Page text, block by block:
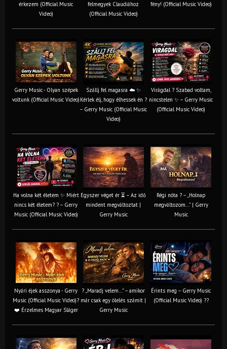
érkezem (Official Music
Video)
felmegyek Claudiához
(Official Music Video)
fény! (Official Music Video)
Gerry Music - Olyan szépek
voltunk (Official Music Video)
Szállj fel magasra ☁️ ✨
Kérlek élj, hogy élhessek én ?
– Gerry Music (Official Music
Video)
Virágdal ? Szabad voltam,
nincstelen ✨ – Gerry Music
(Official Music Video)
Ha volna két életem ✨ Miért
nincs két életem? ? – Gerry
Music (Official Music Video)
Egyszer véget ér ⏳ – Az idő
mindent megváltoztat |
Gerry Music
Régi nóta ? – „Holnap
megváltozom…” | Gerry
Music
Nyári éjek asszonya - Gerry
Music (Official Music Video)?
❤️ Érzelmes Magyar Sláger
? „Maradj velem…” – amikor
már csak egy ölelés számít |
Gerry Music
Érints meg – Gerry Music
(Official Music Video) ??